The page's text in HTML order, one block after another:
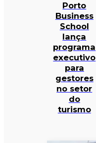
Porto
Business
School
lança
programa
executivo
para
gestores
no setor
do
turismo